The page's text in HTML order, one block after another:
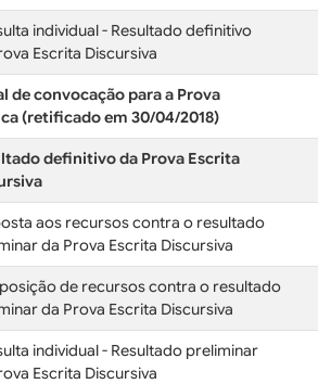
individual - Resultado definitivo
Escrita Discursiva
de convocação para a Prova
(retificado em 30/04/2018)
definitivo da Prova Escrita
aos recursos contra o resultado
da Prova Escrita Discursiva
de recursos contra o resultado
da Prova Escrita Discursiva
individual - Resultado preliminar
Escrita Discursiva